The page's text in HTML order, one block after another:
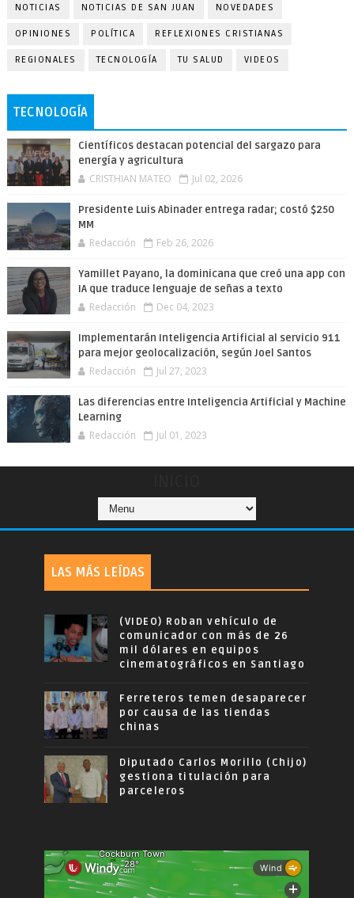
NOTICIAS NOTICIAS DE SAN JUAN NOVEDADES
OPINIONES POLÍTICA REFLEXIONES CRISTIANAS
REGIONALES TECNOLOGÍA TU SALUD VIDEOS
TECNOLOGÍA
Científicos destacan potencial del sargazo para
energía y agricultura
CRISTHIAN MATEO Jul 02, 2026
Presidente Luis Abinader entrega radar; costó $250
MM
Redacción Feb 26, 2026
Yamillet Payano, la dominicana que creó una app con
IA que traduce lenguaje de señas a texto
Redacción Dec 04, 2023
Implementarán Inteligencia Artificial al servicio 911
para mejor geolocalización, según Joel Santos
Redacción Jul 27, 2023
Las diferencias entre Inteligencia Artificial y Machine
Learning
Redacción Jul 01, 2023
LAS MÁS LEÍDAS
(VIDEO) Roban vehículo de
comunicador con más de 26
mil dólares en equipos
cinematográficos en Santiago
Ferreteros temen desaparecer
por causa de las tiendas
chinas
Diputado Carlos Morillo (Chijo)
gestiona titulación para
parceleros